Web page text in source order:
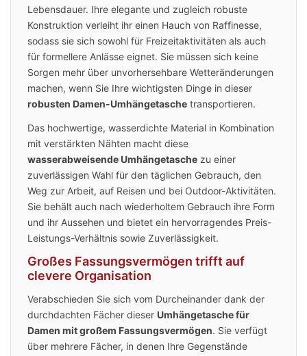
Lebensdauer. Ihre elegante und zugleich robuste
Konstruktion verleiht ihr einen Hauch von Raffinesse,
sodass sie sich sowohl für Freizeitaktivitäten als auch
für formellere Anlässe eignet. Sie müssen sich keine
Sorgen mehr über unvorhersehbare Wetteränderungen
machen, wenn Sie Ihre wichtigsten Dinge in dieser
robusten Damen-Umhängetasche transportieren.
Das hochwertige, wasserdichte Material in Kombination
mit verstärkten Nähten macht diese
wasserabweisende Umhängetasche zu einer
zuverlässigen Wahl für den täglichen Gebrauch, den
Weg zur Arbeit, auf Reisen und bei Outdoor-Aktivitäten.
Sie behält auch nach wiederholtem Gebrauch ihre Form
und ihr Aussehen und bietet ein hervorragendes Preis-
Leistungs-Verhältnis sowie Zuverlässigkeit.
Großes Fassungsvermögen trifft auf
clevere Organisation
Verabschieden Sie sich vom Durcheinander dank der
durchdachten Fächer dieser Umhängetasche für
Damen mit großem Fassungsvermögen. Sie verfügt
über mehrere Fächer, in denen Ihre Gegenstände